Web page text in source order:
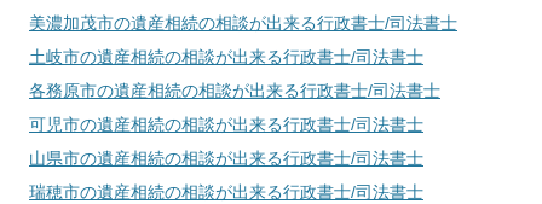
美濃加茂市の遺産相続の相談が出来る行政書士/司法書士
土岐市の遺産相続の相談が出来る行政書士/司法書士
各務原市の遺産相続の相談が出来る行政書士/司法書士
可児市の遺産相続の相談が出来る行政書士/司法書士
山県市の遺産相続の相談が出来る行政書士/司法書士
瑞穂市の遺産相続の相談が出来る行政書士/司法書士